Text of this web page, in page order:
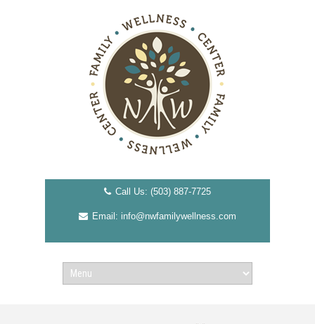
Call Us: (503) 887-7725
Email: info@nwfamilywellness.com